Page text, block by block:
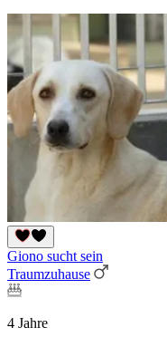
Giono sucht sein
Traumzuhause
4 Jahre